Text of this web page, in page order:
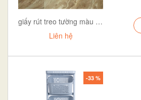
giấy rút treo tường màu cam
Liên hệ
-33 %